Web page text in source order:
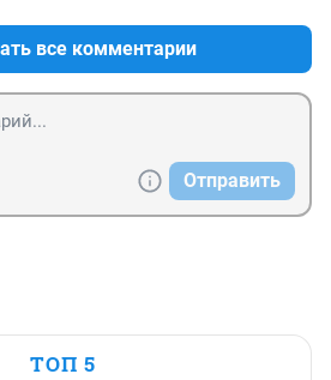
все комментарии
Отправить
ТОП 5